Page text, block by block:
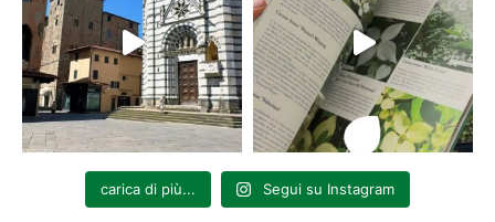
carica di più... Segui su Instagram